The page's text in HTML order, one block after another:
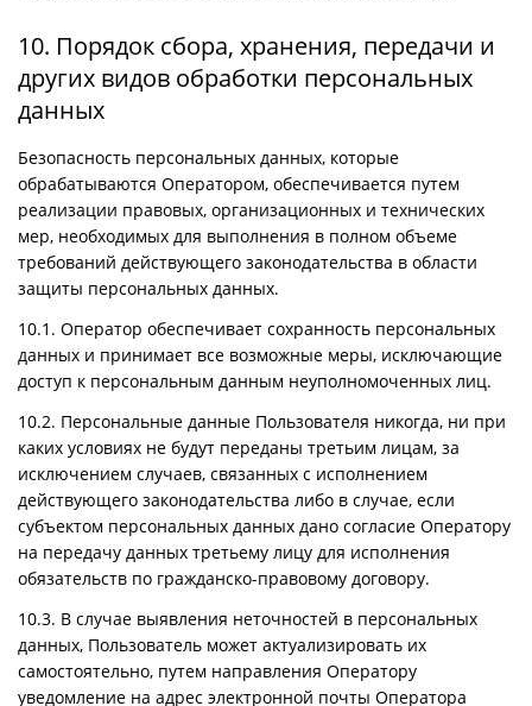
10. Порядок сбора, хранения, передачи и
других видов обработки персональных
данных
Безопасность персональных данных, которые
обрабатываются Оператором, обеспечивается путем
реализации правовых, организационных и технических
мер, необходимых для выполнения в полном объеме
требований действующего законодательства в области
защиты персональных данных.
10.1. Оператор обеспечивает сохранность персональных
данных и принимает все возможные меры, исключающие
доступ к персональным данным неуполномоченных лиц.
10.2. Персональные данные Пользователя никогда, ни при
каких условиях не будут переданы третьим лицам, за
исключением случаев, связанных с исполнением
действующего законодательства либо в случае, если
субъектом персональных данных дано согласие Оператору
на передачу данных третьему лицу для исполнения
обязательств по гражданско-правовому договору.
10.3. В случае выявления неточностей в персональных
данных, Пользователь может актуализировать их
самостоятельно, путем направления Оператору
уведомление на адрес электронной почты Оператора